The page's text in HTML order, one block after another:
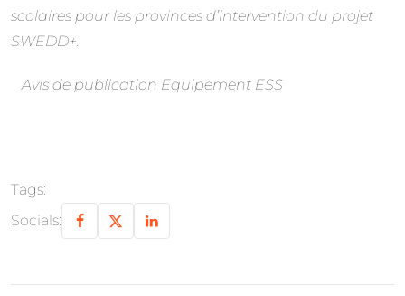
scolaires pour les provinces d’intervention du projet
SWEDD+.
Avis de publication Equipement ESS
Tags:
Socials: